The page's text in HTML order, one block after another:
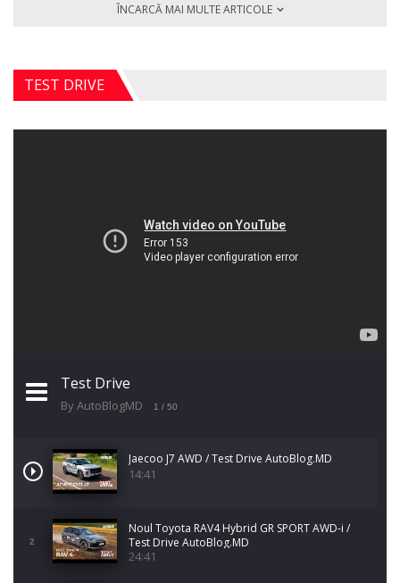
ÎNCARCĂ MAI MULTE ARTICOLE
TEST DRIVE
Test Drive
By AutoBlogMD 1 / 50
Jaecoo J7 AWD / Test Drive AutoBlog.MD
14:41
2
Noul Toyota RAV4 Hybrid GR SPORT AWD-i /
Test Drive AutoBlog.MD
24:41